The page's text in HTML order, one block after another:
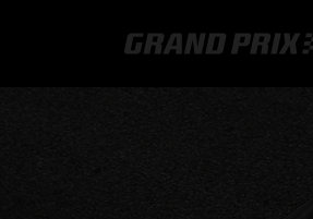
GRAND PRIX